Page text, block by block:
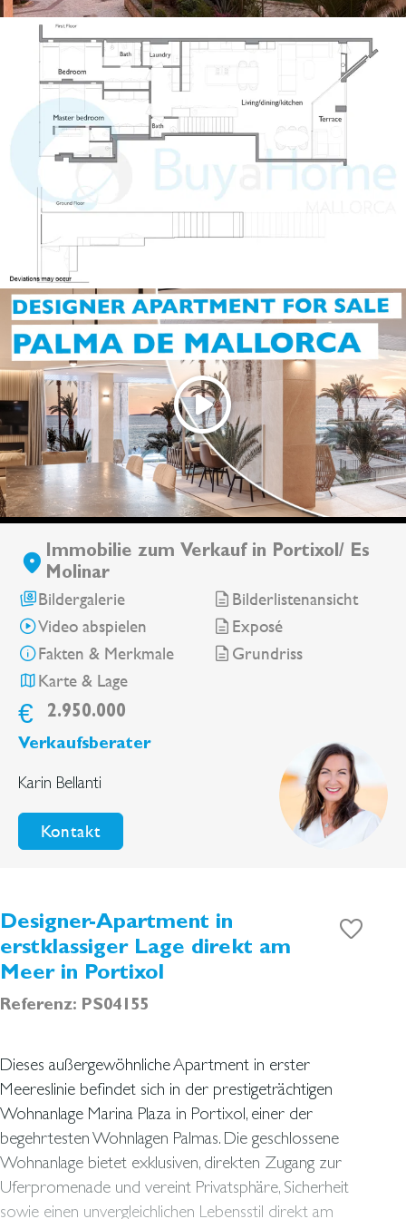
Immobilie zum Verkauf in Portixol/ Es
Molinar
Bildergalerie
Video abspielen
Fakten & Merkmale
Karte & Lage
Bilderlistenansicht
Exposé
Grundriss
€ 2.950.000
Verkaufsberater
Karin Bellanti
Kontakt
Designer-Apartment in
erstklassiger Lage direkt am
Meer in Portixol
Referenz: PS04155
Dieses außergewöhnliche Apartment in erster
Meereslinie befindet sich in der prestigeträchtigen
Wohnanlage Marina Plaza in Portixol, einer der
begehrtesten Wohnlagen Palmas. Die geschlossene
Wohnanlage bietet exklusiven, direkten Zugang zur
Uferpromenade und vereint Privatsphäre, Sicherheit
sowie einen unvergleichlichen Lebensstil direkt am